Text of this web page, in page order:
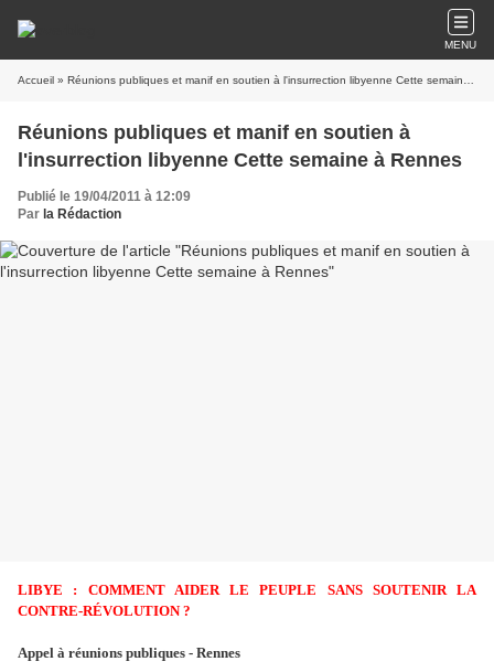
MENU
Accueil » Réunions publiques et manif en soutien à l'insurrection libyenne Cette semaine à Rennes
Réunions publiques et manif en soutien à
l'insurrection libyenne Cette semaine à Rennes
Publié le 19/04/2011 à 12:09
Par la Rédaction
LIBYE : COMMENT AIDER LE PEUPLE SANS SOUTENIR LA
CONTRE-RÉVOLUTION ?
Appel à réunions publiques - Rennes